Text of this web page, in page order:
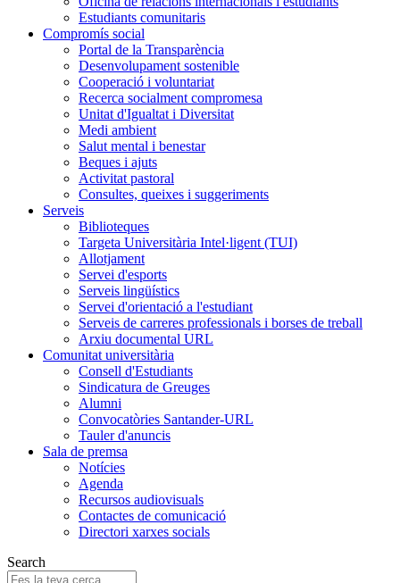
Estudiants comunitaris
Compromís social
Portal de la Transparència
Desenvolupament sostenible
Cooperació i voluntariat
Recerca socialment compromesa
Unitat d'Igualtat i Diversitat
Medi ambient
Salut mental i benestar
Beques i ajuts
Activitat pastoral
Consultes, queixes i suggeriments
Serveis
Biblioteques
Targeta Universitària Intel·ligent (TUI)
Allotjament
Servei d'esports
Serveis lingüístics
Servei d'orientació a l'estudiant
Serveis de carreres professionals i borses de treball
Arxiu documental URL
Comunitat universitària
Consell d'Estudiants
Sindicatura de Greuges
Alumni
Convocatòries Santander-URL
Tauler d'anuncis
Sala de premsa
Notícies
Agenda
Recursos audiovisuals
Contactes de comunicació
Directori xarxes socials
Search